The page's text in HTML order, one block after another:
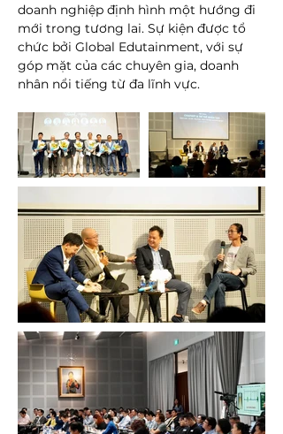
doanh nghiệp định hình một hướng đi
mới trong tương lai. Sự kiện được tổ
chức bởi Global Edutainment, với sự
góp mặt của các chuyên gia, doanh